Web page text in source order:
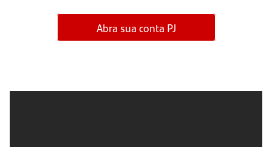
Abra sua conta PJ